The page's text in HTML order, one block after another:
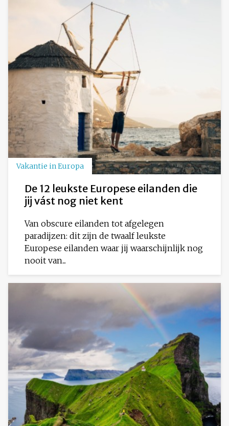
Vakantie in Europa
De 12 leukste Europese eilanden die
jij vást nog niet kent
Van obscure eilanden tot afgelegen
paradijzen: dit zijn de twaalf leukste
Europese eilanden waar jij waarschijnlijk nog
nooit van...